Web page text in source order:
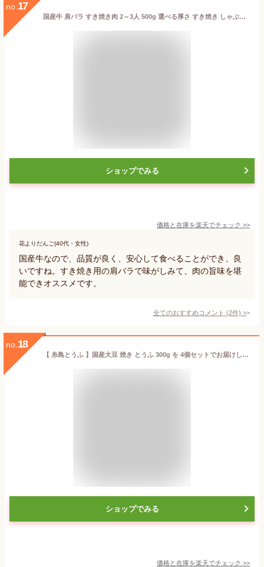
no. 17
国産牛 肩バラ すき焼き肉 2～3人 500g 選べる厚さ すき焼き しゃぶしゃぶ 牛しゃぶ 国産 牛肉 ギフト 贈り物 記念日 プレゼント 御歳暮 御中元 敬老の日 父の日 母の日 御祝 内祝 送料無料
ショップでみる
価格と在庫を楽天でチェック >>
花よりだんご(40代・女性)
国産牛なので、品質が良く、安心して食べることができ、良
いですね。すき焼き用の肩バラで味がしみて、肉の旨味を堪
能できオススメです。
全てのおすすめコメント (2件) >
no. 18
【 糸島とうふ 】国産大豆 焼き とうふ 300g を 4個セットでお届けします。豆腐 九州 福岡 糸島 製造 国産 大豆 焼き豆腐
ショップでみる
価格と在庫を楽天でチェック >>